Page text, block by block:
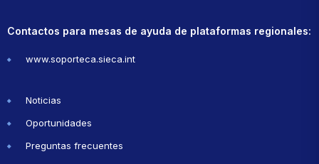
Contactos para mesas de ayuda de plataformas regionales:
www.soporteca.sieca.int
Noticias
Oportunidades
Preguntas frecuentes